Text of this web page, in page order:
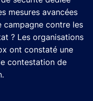
mesures avancées
contre les
? Les organisations
ont constaté une
contestation de